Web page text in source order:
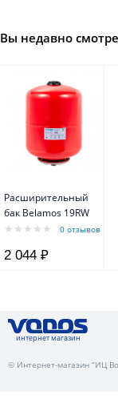
Вы недавно
Расширительный
бак Belamos 19RW
0 отзывов
2 044 ₽
интернет магазин
© Интернет-магазин “ИЦ